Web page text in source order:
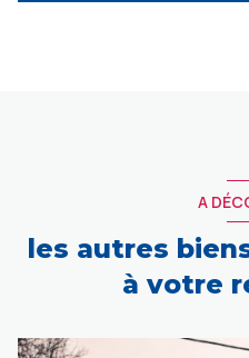
A
les autres
à votre